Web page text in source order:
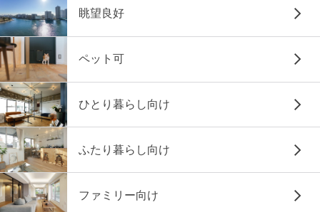
眺望良好
ペット可
ひとり暮らし向け
ふたり暮らし向け
ファミリー向け